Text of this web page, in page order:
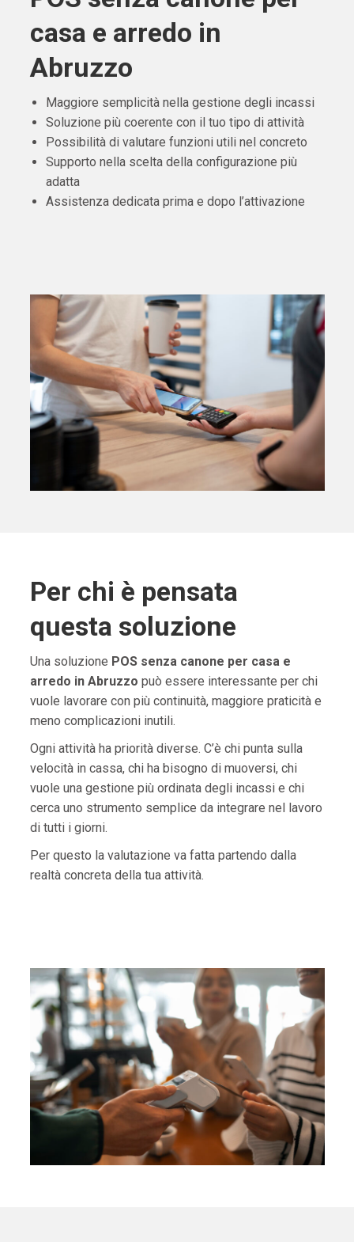
casa e arredo in
Abruzzo
Maggiore semplicità nella gestione degli incassi
Soluzione più coerente con il tuo tipo di attività
Possibilità di valutare funzioni utili nel concreto
Supporto nella scelta della configurazione più
adatta
Assistenza dedicata prima e dopo l’attivazione
Per chi è pensata
questa soluzione
Una soluzione POS senza canone per casa e
arredo in Abruzzo può essere interessante per chi
vuole lavorare con più continuità, maggiore praticità e
meno complicazioni inutili.
Ogni attività ha priorità diverse. C’è chi punta sulla
velocità in cassa, chi ha bisogno di muoversi, chi
vuole una gestione più ordinata degli incassi e chi
cerca uno strumento semplice da integrare nel lavoro
di tutti i giorni.
Per questo la valutazione va fatta partendo dalla
realtà concreta della tua attività.